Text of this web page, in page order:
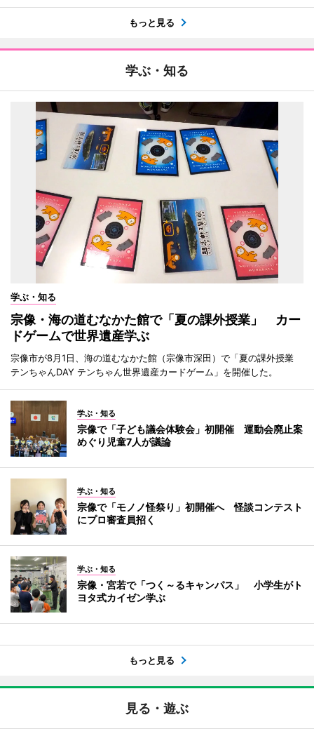
もっと見る
学ぶ・知る
学ぶ・知る
宗像・海の道むなかた館で「夏の課外授業」 カー
ドゲームで世界遺産学ぶ
宗像市が8月1日、海の道むなかた館（宗像市深田）で「夏の課外授業
テンちゃんDAY テンちゃん世界遺産カードゲーム」を開催した。
学ぶ・知る
宗像で「子ども議会体験会」初開催 運動会廃止案
めぐり児童7人が議論
学ぶ・知る
宗像で「モノノ怪祭り」初開催へ 怪談コンテスト
にプロ審査員招く
学ぶ・知る
宗像・宮若で「つく～るキャンパス」 小学生がト
ヨタ式カイゼン学ぶ
もっと見る
見る・遊ぶ